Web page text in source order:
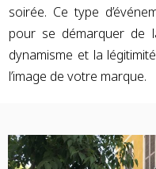
soirée. Ce type
pour se démarquer de
dynamisme et la
l’image de votre marque.